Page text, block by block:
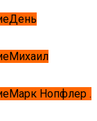
День
Михаил
Марк Нопфлер .